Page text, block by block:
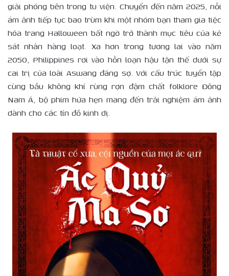
giải phóng bên trong tu viện. Chuyển đến năm 2025, nỗi
ám ảnh tiếp tục bao trùm khi một nhóm bạn tham gia tiệc
hóa trang Halloween bất ngờ trở thành mục tiêu của kẻ
sát nhân hàng loạt. Xa hơn trong tương lai vào năm
2050, Philippines rơi vào hỗn loạn hậu tận thế dưới sự
cai trị của loài Aswang đáng sợ. Với cấu trúc tuyển tập
cùng bầu không khí rùng rợn đậm chất folklore Đông
Nam Á, bộ phim hứa hẹn mang đến trải nghiệm ám ảnh
dành cho các tín đồ kinh dị.